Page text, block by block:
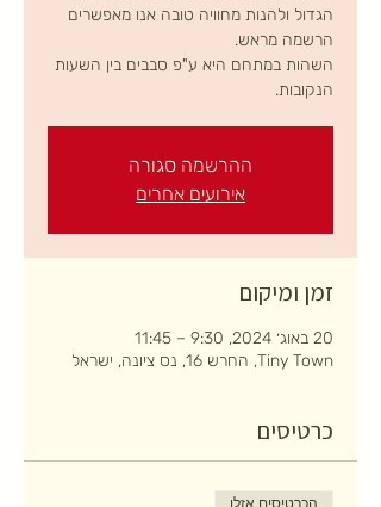
הגדול ולהנות מחוויה טובה אנו מאפשרים
השהות במתחם היא ע"פ סבבים בין השעות
הנקובות.
ההרשמה סגורה
אירועים אחרים
זמן ומיקום
20 באוג׳ 2024, 9:30 – 11:45
Tiny Town, החרש 16, נס ציונה, ישראל
כרטיסים
הכרטיסים אזלו